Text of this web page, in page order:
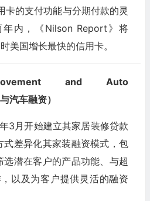
卡的支付功能与分期付款的灵
内，《Nilson Report》将
美国增长最快的信用卡。
and Auto
汽车融资）
3月开始建立其家居装修贷款
式差异化其家装融资模式，包
潜在客户的产品功能、与超
以及为客户提供灵活的融资